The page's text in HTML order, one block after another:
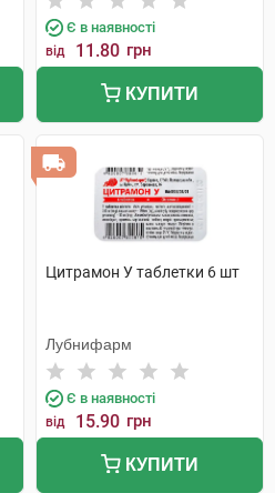
Є в наявності
від 11.80 грн
КУПИТИ
Цитрамон У таблетки 6 шт
Лубнифарм
Є в наявності
від 15.90 грн
КУПИТИ